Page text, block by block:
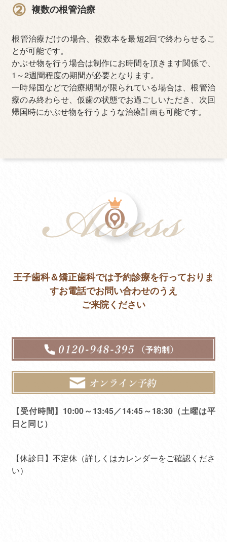
② 複数の根管治療
根管治療だけの場合、複数本を最短2回で終わらせるこ
とが可能です。
かぶせ物を行う場合は制作にお時間を頂きます関係で、
1～2週間程度の期間が必要となります。
一時帰国などで治療期間が限られている場合は、根管治
療のみ終わらせ、仮歯の状態でお過ごしいただき、次回
帰国時にかぶせ物を行うような治療計画も可能です。
王子歯科＆矯正歯科では予約診療を行っておりま
すお電話でお問い合わせのうえ
ご来院ください
【受付時間】10:00～13:45／14:45～18:30（土曜は平
日と同じ）
【休診日】不定休（詳しくはカレンダーをご確認くださ
い）